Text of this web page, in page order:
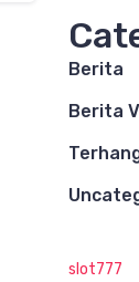
Berita
Berita
slot777